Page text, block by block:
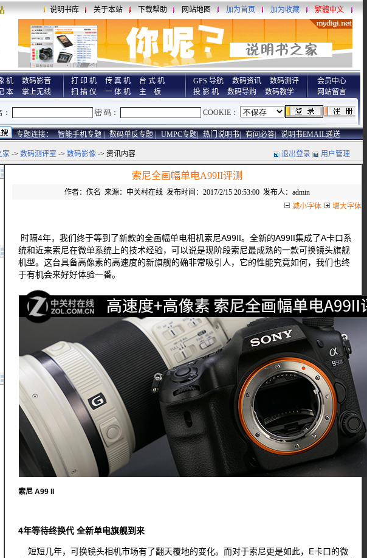
说明书库 关于本站 下载帮助 网站地图 加为首页 加为收藏 繁體中文
机
数码影音
本 掌上无线
打 印 机 传 真 机
台 式 机
扫 描 仪
一 体 机 主 板
GPS 导航 数码资讯
数码测评
投 影 机
数码导购 数码教学
会员中心
网站留言
专题连接： 智能手机专题 | 数码单反专题 | UMPC专题| 热门说明书| 有问必答| 说明书EMAIL递送
家 -> 数码测评室 -> 数码影像 -> 资讯内容 退出登录 用户管理
索尼全画幅单电A99II评测
作者：佚名 来源：中关村在线 发布时间：2017/2/15 20:53:00 发布人：admin
减小字体
增大字体
时隔4年，我们终于等到了新款的全画幅单电相机索尼A99II。全新的A99II集成了A卡口系
统和近来索尼在微单系统上的技术经验，可以说是现阶段索尼最成熟的一款可换镜头旗舰
机型。这台具备高像素的高速度的新旗舰的确非常吸引人，它的性能究竟如何，我们也终
于有机会来好好体验一番。
索尼 A99 II
4年等待终换代 全新单电旗舰到来
短短几年，可换镜头相机市场有了翻天覆地的变化。而对于索尼更是如此，E卡口的微